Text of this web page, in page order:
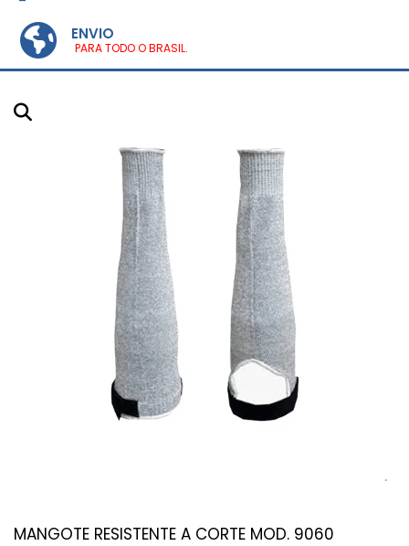
ENVIO
PARA TODO O BRASIL.
MANGOTE RESISTENTE A CORTE MOD. 9060